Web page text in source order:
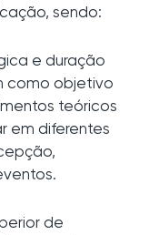
sendo:
e duração
como objetivo
teóricos
em diferentes
de